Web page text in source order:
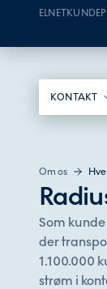
ELNETKUNDE
KONTAKT
Om os
Som
der
1.100.000
strøm i